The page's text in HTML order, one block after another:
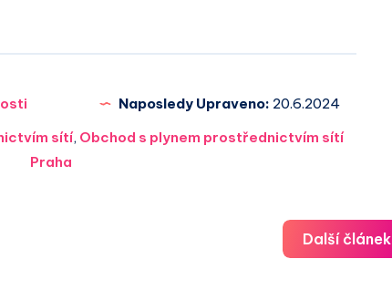
Naposledy Upraveno: 20.6.2024
sítí, Obchod s plynem prostřednictvím sítí
Praha
Další článek